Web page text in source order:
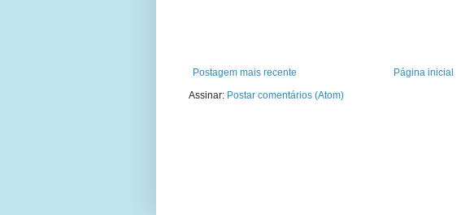
Postagem mais recente
Página inicial
Assinar: Postar comentários (Atom)